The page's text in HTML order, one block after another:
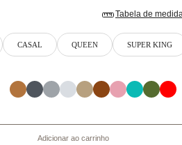
Tabela de
CASAL QUEEN SUPER KING
Adicionar ao carrinho